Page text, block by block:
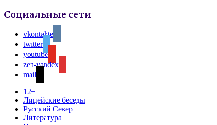
Социальные сети
vkontakte
twitter
youtube
zen-yandex
mail
12+
Лицейские беседы
Русский Север
Литература